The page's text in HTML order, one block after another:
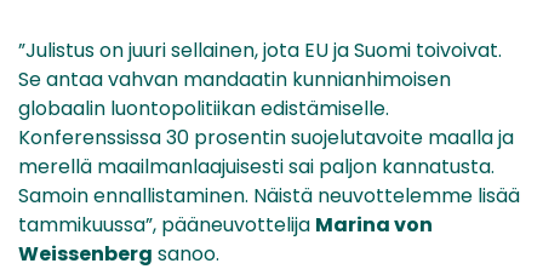
”Julistus on juuri sellainen, jota EU ja Suomi toivoivat.
Se antaa vahvan mandaatin kunnianhimoisen
globaalin luontopolitiikan edistämiselle.
Konferenssissa 30 prosentin suojelutavoite maalla ja
merellä maailmanlaajuisesti sai paljon kannatusta.
Samoin ennallistaminen. Näistä neuvottelemme lisää
tammikuussa”, pääneuvottelija Marina von
Weissenberg sanoo.